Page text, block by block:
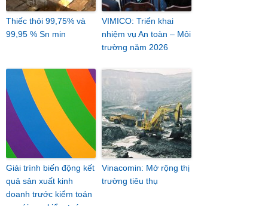
Thiếc thỏi 99,75% và
99,95 % Sn min
VIMICO: Triển khai
nhiệm vụ An toàn – Môi
trường năm 2026
Giải trình biến động kết
quả sản xuất kinh
doanh trước kiểm toán
Vinacomin: Mở rộng thị
trường tiêu thụ